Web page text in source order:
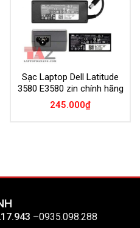
Sạc Laptop Dell Latitude
3580 E3580 zin chính hãng
245.000₫
–0935.098.288